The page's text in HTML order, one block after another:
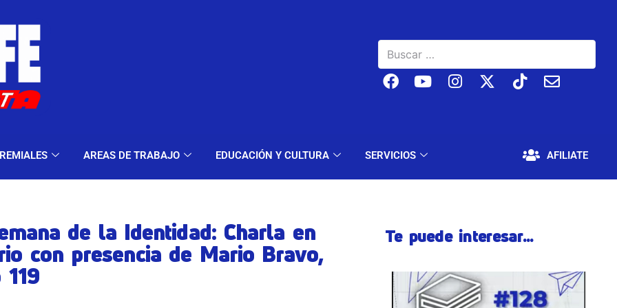
AREAS DE TRABAJO EDUCACIÓN Y CULTURA SERVICIOS AFILIATE
Y MODALIDADES GREMIALES AREAS DE TRABAJO EDUCACIÓN Y CULTURA SERVICIOS
de la Identidad: Charla en
con presencia de Mario Bravo,
Te puede interesar...